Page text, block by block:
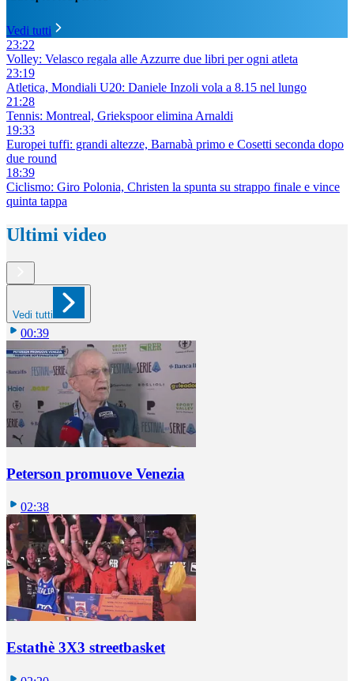
Vedi tutti
23:22
Volley: Velasco regala alle Azzurre due libri per ogni atleta
23:19
Atletica, Mondiali U20: Daniele Inzoli vola a 8.15 nel lungo
21:28
Tennis: Montreal, Griekspoor elimina Arnaldi
19:33
Europei tuffi: grandi altezze, Barnabà primo e Cosetti seconda dopo
due round
18:39
Ciclismo: Giro Polonia, Christen la spunta su strappo finale e vince
quinta tappa
Ultimi video
Vedi tutti
00:39
Peterson promuove Venezia
02:38
Estathè 3X3 streetbasket